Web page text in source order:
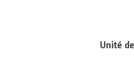
Unité